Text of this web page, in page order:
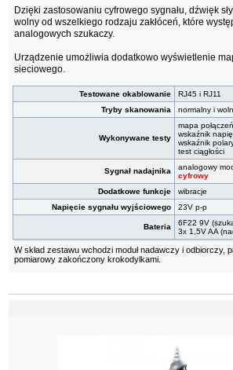
Dzięki zastosowaniu cyfrowego sygnału, dźwięk
wolny od wszelkiego rodzaju zakłóceń, które
analogowych szukaczy.
Urządzenie umożliwia dodatkowo wyświetlenie
sieciowego.
Testowane okablowanie
RJ45 i RJ11
Tryby skanowania
normalny i
Wykonywane testy
mapa połączeń,
wskaźnik
wskaźnik
test ciągłości
Sygnał nadajnika
analogowy
cyfrowy
Dodatkowe funkcje
wibracje
Napięcie sygnału wyjściowego
23V p-p
Bateria
6F22 9V
3x 1,5V AA
W skład zestawu wchodzi moduł nadawczy i odbiorczy,
pomiarowy zakończony krokodylkami.